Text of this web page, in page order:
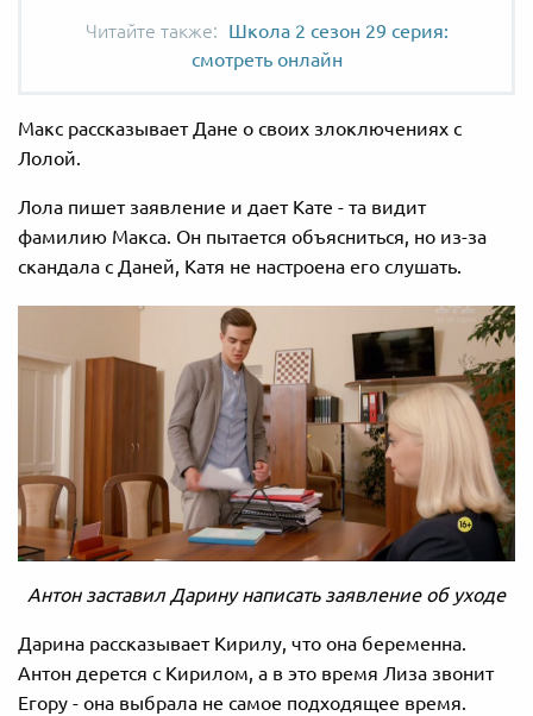
Школа 2 сезон 29 серия:
смотреть онлайн
Макс рассказывает Дане о своих злоключениях с
Лолой.
Лола пишет заявление и дает Кате - та видит
фамилию Макса. Он пытается объясниться, но из-за
скандала с Даней, Катя не настроена его слушать.
Антон заставил Дарину написать заявление об уходе
Дарина рассказывает Кирилу, что она беременна.
Антон дерется с Кирилом, а в это время Лиза звонит
Егору - она выбрала не самое подходящее время.